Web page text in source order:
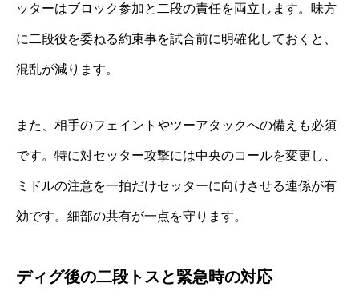
ッターはブロック参加と二段の責任を両立します。味方
に二段役を委ねる約束事を試合前に明確化しておくと、
混乱が減ります。
また、相手のフェイントやツーアタックへの備えも必須
です。特に対セッター攻撃には中央のコールを変更し、
ミドルの注意を一拍だけセッターに向けさせる連係が有
効です。細部の共有が一点を守ります。
ディグ後の二段トスと緊急時の対応